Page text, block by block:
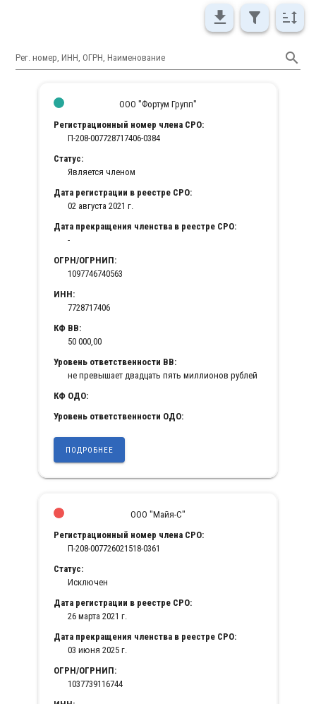
Рег. номер, ИНН, ОГРН, Наименование
ООО "Фортум Групп"
Регистрационный номер члена СРО:
П-208-007728717406-0384
Статус:
Является членом
Дата регистрации в реестре СРО:
02 августа 2021 г.
Дата прекращения членства в реестре СРО:
-
ОГРН/ОГРНИП:
1097746740563
ИНН:
7728717406
КФ ВВ:
50 000,00
Уровень ответственности ВВ:
не превышает двадцать пять миллионов рублей
КФ ОДО:
Уровень ответственности ОДО:
ПОДРОБНЕЕ
ООО "Майя-С"
Регистрационный номер члена СРО:
П-208-007726021518-0361
Статус:
Исключен
Дата регистрации в реестре СРО:
26 марта 2021 г.
Дата прекращения членства в реестре СРО:
03 июня 2025 г.
ОГРН/ОГРНИП:
1037739116744